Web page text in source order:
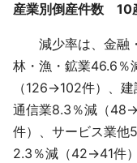
産業別倒産件数 10
減少率は、金融・
林・漁・鉱業46.6
（126→102件）、
通信業8.3％減（
件）、サービス業
2.3％減（42→41件